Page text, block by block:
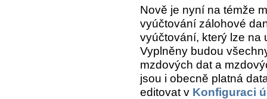
Nově je nyní na témže
vyúčtování zálohové
vyúčtování, který lze na
Vyplněny budou
mzdových dat a
jsou i obecně platná
editovat v Konfiguraci